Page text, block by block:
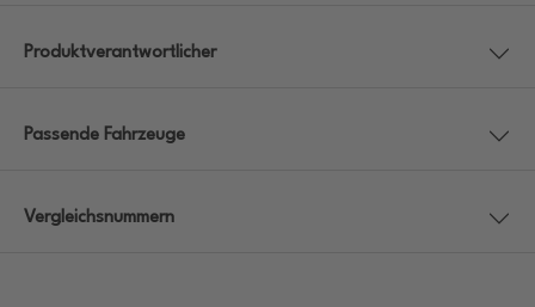
Produktverantwortlicher
Passende Fahrzeuge
Vergleichsnummern